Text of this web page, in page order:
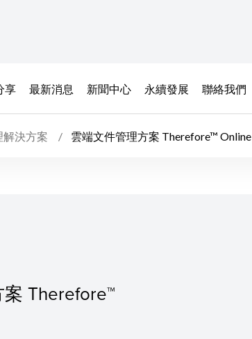
享 最新消息 新聞中心 永續發展 聯絡我們
解決方案 雲端文件管理方案 Therefore™ Online
Therefore™